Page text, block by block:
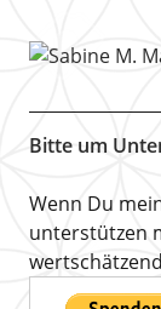
Bitte um
Wenn Du
unterstützen